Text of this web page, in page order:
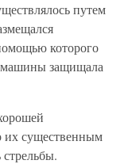
путем
которого
машины защищала
их существенным
стрельбы.